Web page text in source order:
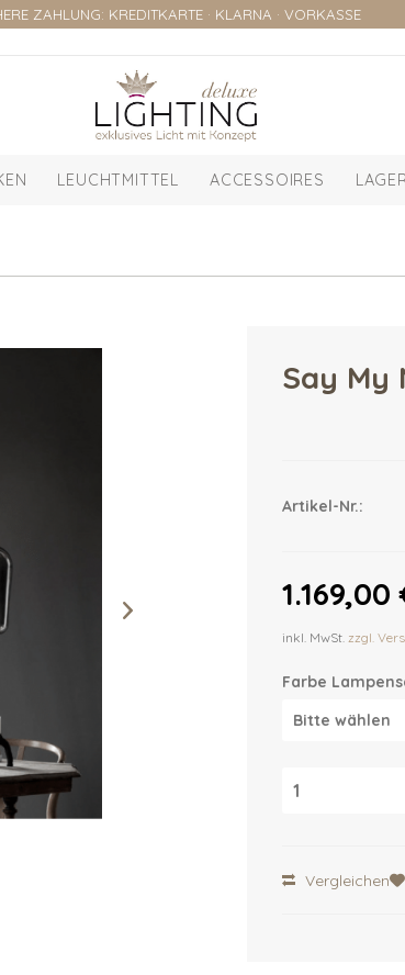
ZAHLUNG: KREDITKARTE · KLARNA · VORKASSE
LEUCHTMITTEL ACCESSOIRES
Say My
Artikel-Nr.:
1.169,00
inkl. MwSt. zzgl.
Farbe
Vergleichen